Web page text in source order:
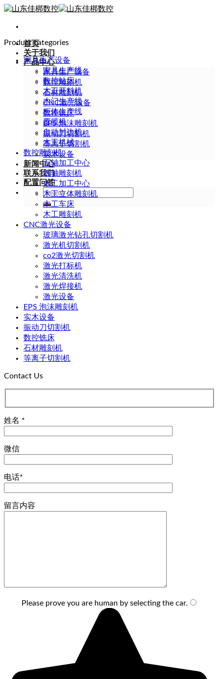
Skip
content
首页
关于我们
产品中心
家具生产设备
数控雕刻机
石材雕刻机
CNC激光设备
数控铣床
EPS 泡沫雕刻机
振动刀切割机
等离子切割机
实木设备
新闻中心
联系我们
配置问答
Search
for:
Product categories
家具生产设备
家具生产线
数控钻床
木工开料机
木门生产线
柜体生产线
覆膜机
自动封边机
木工机械
数控雕刻机
五轴加工中心
四轴雕刻机
木工加工中心
木工立体雕刻机
木工车床
木工雕刻机
CNC激光设备
玻璃激光钻孔切割机
激光机切割机
co2激光切割机
激光打标机
激光清洗机
激光焊接机
激光设备
EPS 泡沫雕刻机
实木设备
振动刀切割机
数控铣床
石材雕刻机
等离子切割机
Contact Us
姓名 *
微信
电话*
留言内容
Please prove you are human by selecting thecar.